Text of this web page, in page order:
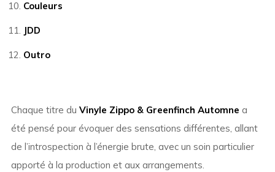
Couleurs
JDD
Outro
Chaque titre du Vinyle Zippo & Greenfinch Automne a
été pensé pour évoquer des sensations différentes, allant
de l’introspection à l’énergie brute, avec un soin particulier
apporté à la production et aux arrangements.